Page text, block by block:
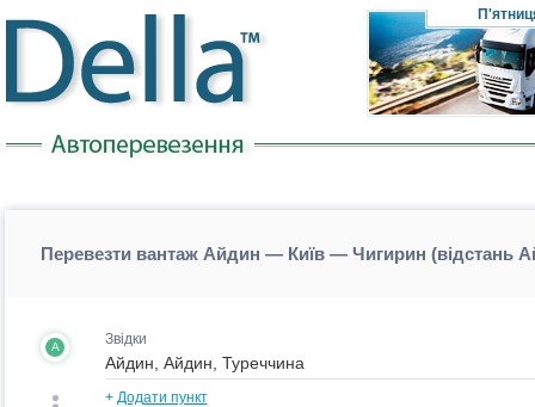
Перевезти вантаж Айдин — Київ — Чигирин (відстань
A Звідки
+ Додати пункт